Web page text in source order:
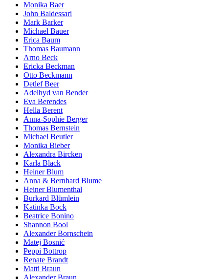
Monika Baer
John Baldessari
Mark Barker
Michael Bauer
Erica Baum
Thomas Baumann
Arno Beck
Ericka Beckman
Otto Beckmann
Detlef Beer
Adelhyd van Bender
Eva Berendes
Hella Berent
Anna-Sophie Berger
Thomas Bernstein
Michael Beutler
Monika Bieber
Alexandra Bircken
Karla Black
Heiner Blum
Anna & Bernhard Blume
Heiner Blumenthal
Burkard Blümlein
Katinka Bock
Beatrice Bonino
Shannon Bool
Alexander Bornschein
Matej Bosnić
Peppi Bottrop
Renate Brandt
Matti Braun